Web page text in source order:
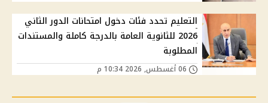
التعليم تحدد فئات دخول امتحانات الدور الثاني
2026 للثانوية العامة بالدرجة كاملة والمستندات
المطلوبة